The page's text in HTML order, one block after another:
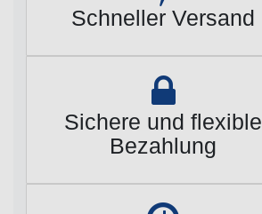
Schneller Versand
Sichere und flexible
Bezahlung